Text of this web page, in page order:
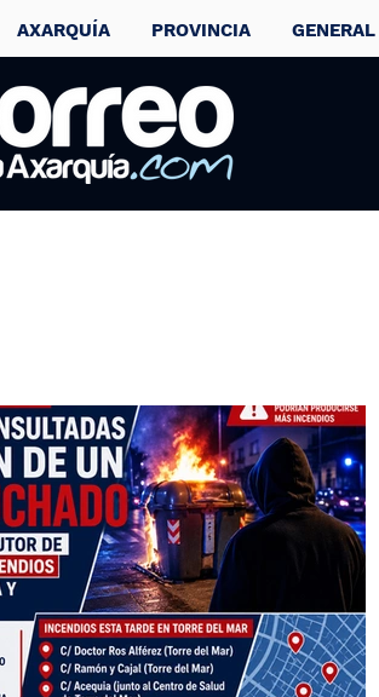
AXARQUÍA PROVINCIA GENERAL
Activado el
servicio de
limpieza de aguas
superficiales con
una decena de
embarcaciones en
1 2
2